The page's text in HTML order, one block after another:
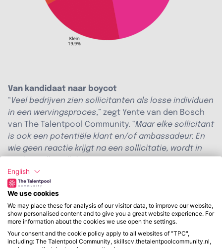
Van kandidaat naar boycot
“Veel bedrijven zien sollicitanten als losse individuen
in een wervingsproces,” zegt Yente van den Bosch
van The Talentpool Community. “Maar elke sollicitant
is ook een potentiële klant en/of ambassadeur. En
wie geen reactie krijgt na een sollicitatie, wordt in
Het effect is niet alleen dat kandidaten geen klant
meer willen worden, maar ook wat ze delen met hun
omgeving. Een negatieve candidate experience
verspreidt zich snel via social media en in
persoonlijke netwerken. Één kandidaat die geen
reactie krijgt, kan tientallen anderen beïnvloeden in
English
We use cookies
We may place these for analysis of our visitor data, to improve our website,
show personalised content and to give you a great website experience. For
more information about the cookies we use open the settings.
Your consent and the cookie policy apply to all websites of "TPC",
including: The Talentpool Community, skillscv.thetalentpoolcommunity.nl,